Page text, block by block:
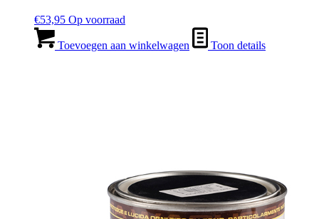
€53,95 Op voorraad
Toevoegen aan winkelwagen Toon details